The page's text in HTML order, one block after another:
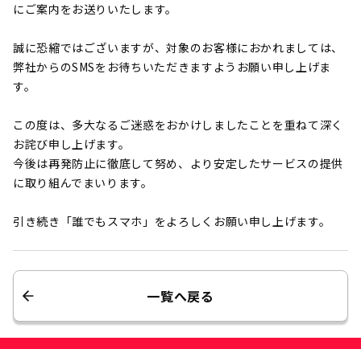
にご案内をお送りいたします。
誠に恐縮ではございますが、対象のお客様におかれましては、
弊社からのSMSをお待ちいただきますようお願い申し上げま
す。
この度は、多大なるご迷惑をおかけしましたことを重ねて深く
お詫び申し上げます。
今後は再発防止に徹底して努め、より安定したサービスの提供
に取り組んでまいります。
引き続き「誰でもスマホ」をよろしくお願い申し上げます。
一覧へ戻る